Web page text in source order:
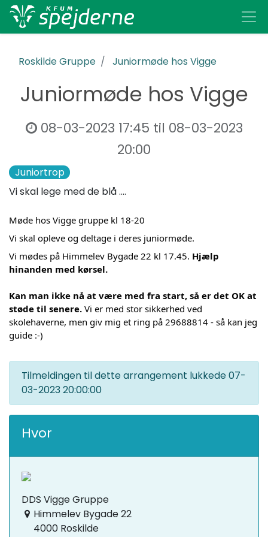
Roskilde Gruppe Juniormøde hos Vigge
Juniormøde hos Vigge
08-03-2023 17:45 til 08-03-2023
20:00
Juniortrop
Vi skal lege med de blå ....
Møde hos Vigge gruppe kl 18-20
Vi skal opleve og deltage i deres juniormøde.
Vi mødes på Himmelev Bygade 22 kl 17.45. Hjælp
hinanden med kørsel.
Kan man ikke nå at være med fra start, så er det OK at
støde til senere. Vi er med stor sikkerhed ved
skolehaverne, men giv mig et ring på 29688814 - så kan jeg
guide :-)
Tilmeldingen til dette arrangement lukkede07-
03-2023 20:00:00
Hvor
DDS Vigge Gruppe
Himmelev Bygade 22
4000 Roskilde